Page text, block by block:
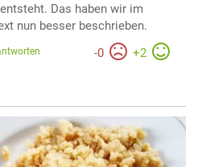
Das haben wir im
nun besser beschrieben.
-0 +2